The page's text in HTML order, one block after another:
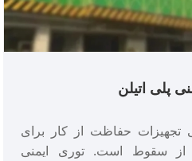
پلی اتیلن
تجهیزات حفاظت از کار برای
از سقوط است. توری ایمنی